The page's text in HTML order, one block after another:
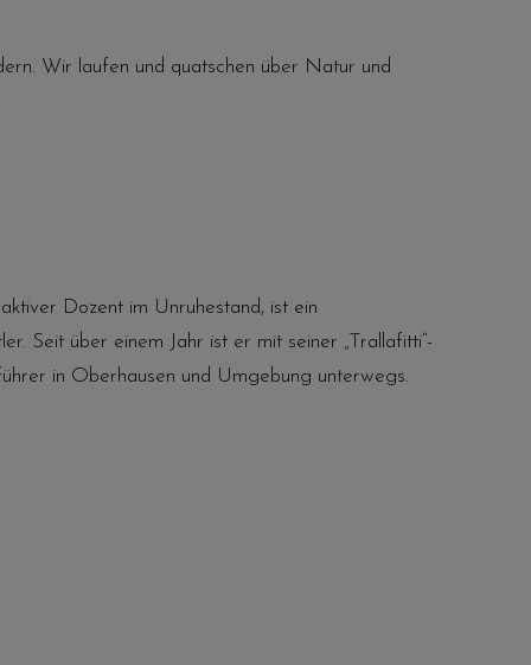
Wir laufen und quatschen über Natur und
Dozent im Unruhestand, ist ein
Seit über einem Jahr ist er mit seiner „Trallafitti“-
in Oberhausen und Umgebung unterwegs.